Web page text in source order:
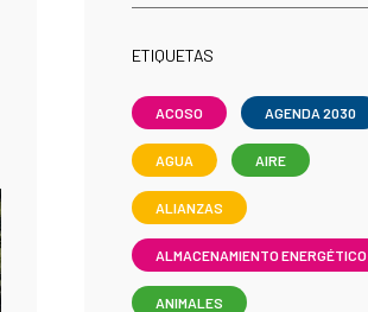
ETIQUETAS
ACOSO AGENDA 2030
AGUA AIRE
ALIANZAS
ALMACENAMIENTO ENERGÉTICO
ANIMALES